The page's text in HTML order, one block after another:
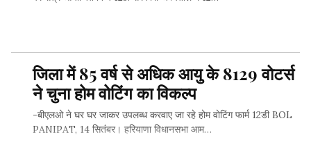
जिला में 85 वर्ष से अधिक आयु के 8129 वोटर्स
ने चुना होम वोटिंग का विकल्प
-बीएलओ ने घर घर जाकर उपलब्ध करवाए जा रहे होम वोटिंग फार्म 12डी BOL
PANIPAT, 14 सितंबर। हरियाणा विधानसभा आम…